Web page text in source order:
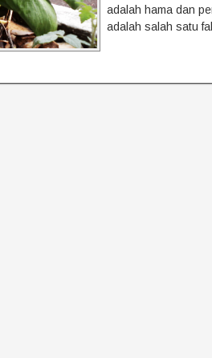
adalah hama dan
adalah salah satu